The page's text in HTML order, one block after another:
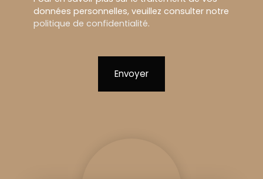
données personnelles, veuillez consulter notre
politique de confidentialité.
Envoyer